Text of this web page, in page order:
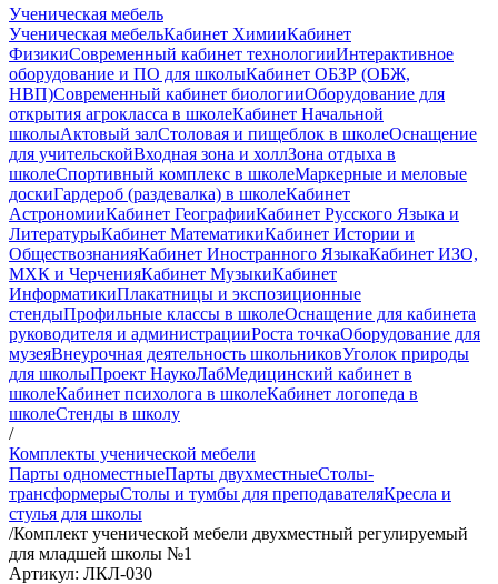
Ученическая мебель
Ученическая мебельКабинет ХимииКабинет
ФизикиСовременный кабинет технологииИнтерактивное
оборудование и ПО для школыКабинет ОБЗР (ОБЖ,
НВП)Современный кабинет биологииОборудование для
открытия агрокласса в школеКабинет Начальной
школыАктовый залСтоловая и пищеблок в школеОснащение
для учительскойВходная зона и холлЗона отдыха в
школеСпортивный комплекс в школеМаркерные и меловые
доскиГардероб (раздевалка) в школеКабинет
АстрономииКабинет ГеографииКабинет Русского Языка и
ЛитературыКабинет МатематикиКабинет Истории и
ОбществознанияКабинет Иностранного ЯзыкаКабинет ИЗО,
МХК и ЧерченияКабинет МузыкиКабинет
ИнформатикиПлакатницы и экспозиционные
стендыПрофильные классы в школеОснащение для кабинета
руководителя и администрацииРоста точкаОборудование для
музеяВнеурочная деятельность школьниковУголок природы
для школыПроект НаукоЛабМедицинский кабинет в
школеКабинет психолога в школеКабинет логопеда в
школеСтенды в школу
/
Комплекты ученической мебели
Парты одноместныеПарты двухместныеСтолы-
трансформерыСтолы и тумбы для преподавателяКресла и
стулья для школы
/Комплект ученической мебели двухместный регулируемый
для младшей школы №1
Артикул: ЛКЛ-030